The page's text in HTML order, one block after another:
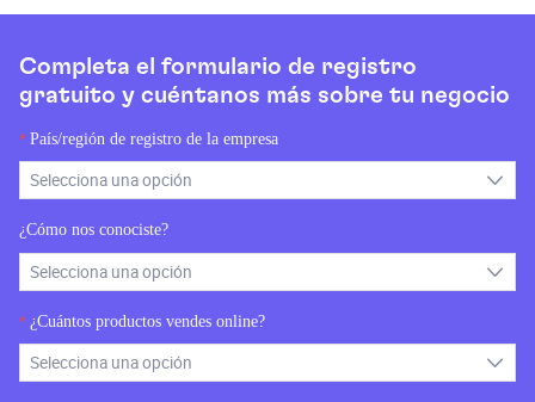
Completa el formulario de registro
gratuito y cuéntanos más sobre tu negocio
* País/región de registro de la empresa
¿Cómo nos conociste?
* ¿Cuántos productos vendes online?